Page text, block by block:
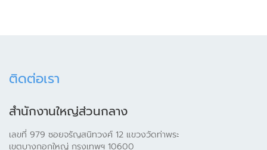
ติดต่อเรา
สำนักงานใหญ่ส่วนกลาง
เลขที่ 979 ซอยจรัญสนิทวงศ์ 12 แขวงวัดท่าพระ
เขตบางกอกใหญ่ กรุงเทพฯ 10600